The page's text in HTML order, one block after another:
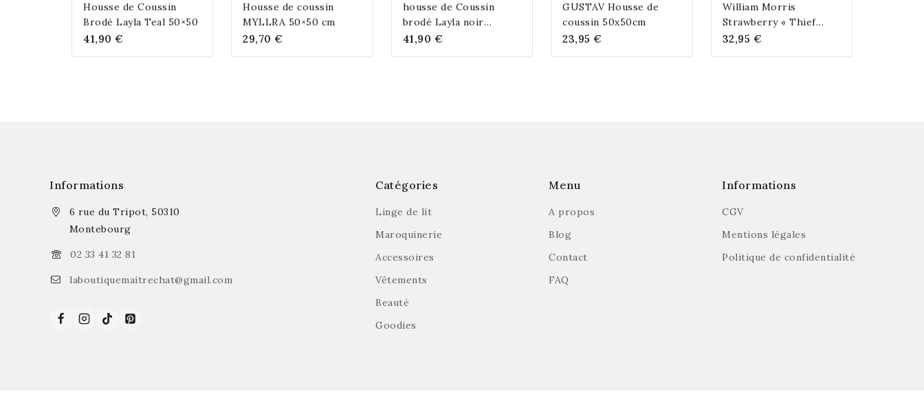
Housse de Coussin
Brodé Layla Teal 50×50
41,90 €
Housse de coussin
MYLLRA 50×50 cm
29,70€
housse de Coussin
brodé Layla noir
50cmx50cm
41,90 €
GUSTAV Housse de
coussin 50x50cm
23,95€
William Morris
Strawberry « Thief
Blue » Housse de
32,95 €
Informations
6 rue du Tripot, 50310
Montebourg
02 33 41 32 81
laboutiquemaitrechat@gmail.com
Catégories
Linge de lit
Maroquinerie
Accessoires
Vêtements
Beauté
Goodies
Menu
A propos
Blog
Contact
FAQ
Informations
CGV
Mentions légales
Politique de confidentialité